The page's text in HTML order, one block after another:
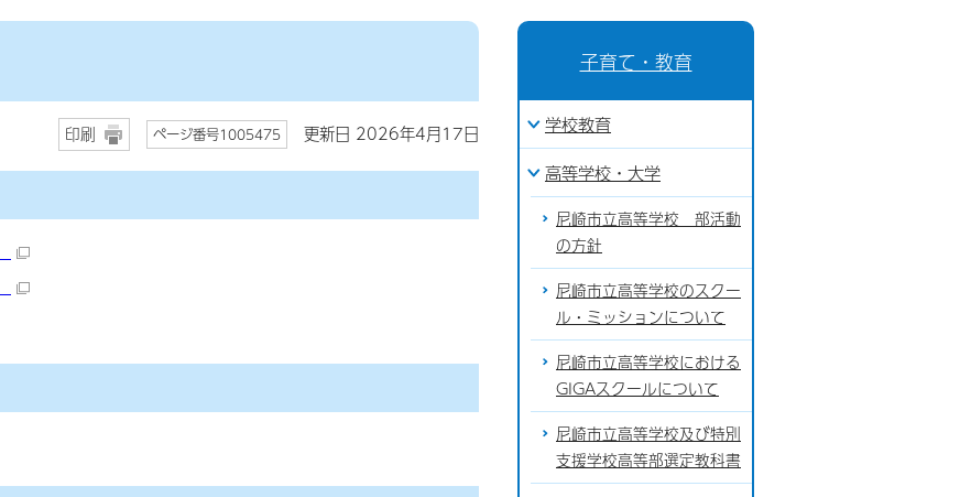
印刷 ページ番号1005475 更新日 2026年4月17日
子育て・教育
学校教育
高等学校・大学
尼崎市立高等学校 部活動
の方針
尼崎市立高等学校のスクー
ル・ミッションについて
尼崎市立高等学校における
GIGAスクールについて
尼崎市立高等学校及び特別
支援学校高等部選定教科書